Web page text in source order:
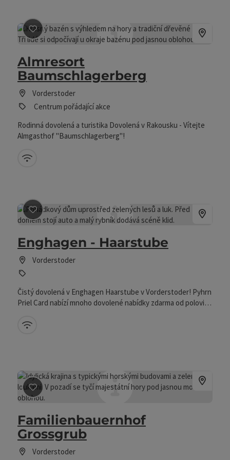
Označit příspěvek: Almresort Baumschlagerberg
Almresort
Baumschlagerberg
Vorderstoder
Centrum pořádající akce
Rodinná dovolená a turistika Dovolená v Rakousku - Vítejte
Almgasthof "Baumschlagerberg"!
W-LAN (zdarma)
Označit příspěvek : Enghagen - Haarstube
Enghagen - Haarstube
Vorderstoder
Čistý dovolená v Enghagen Haarstube v Vorderstoder! Pyhrn
Priel Card nabízí mnoho dovolené nabídky zdarma od poloviny
W-LAN (zdarma)
Označit příspěvek
Familienbauernhof
Grossgrub
Vorderstoder